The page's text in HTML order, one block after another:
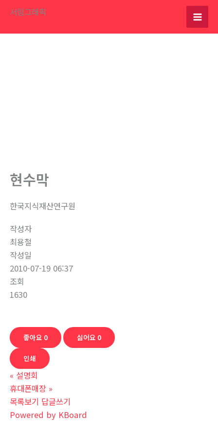
츠
서림그래픽
현수막
한국지식재산연구원
작성자
최용철
작성일
2010-07-19 06:37
조회
1630
좋아요 0 싫어요 0
인쇄
« 설명회
휴대폰매장 »
목록보기 답글쓰기
Powered by KBoard